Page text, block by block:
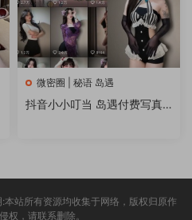
微密圈 | 秘语 岛遇
抖音小小叮当 岛遇付费写真&
站所有资源均收集于网络，版权归原作
权，请联系删除。